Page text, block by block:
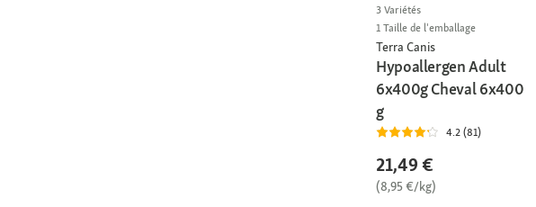
3 Variétés
1 Taille de l'emballage
Terra Canis
Hypoallergen Adult
6x400g Cheval 6x400
g
4.2 (81)
21,49 €
(8,95 €/kg)